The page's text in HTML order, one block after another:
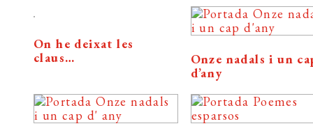
On he deixat les
claus…
Onze nadals i un
d’any